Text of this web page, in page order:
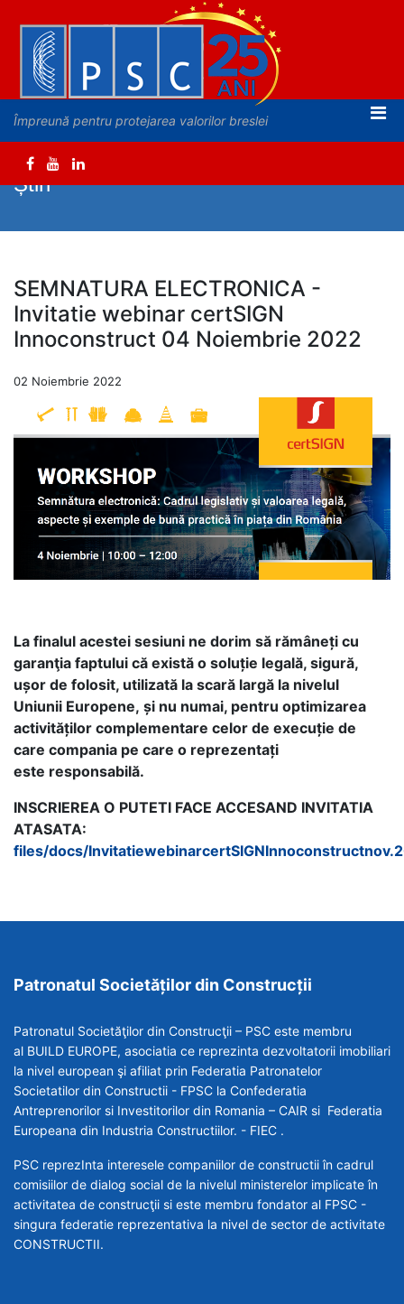
Împreună pentru protejarea valorilor breslei
Știri
SEMNATURA ELECTRONICA -
Invitatie webinar certSIGN
Innoconstruct 04 Noiembrie 2022
02 Noiembrie 2022
La finalul acestei sesiuni ne dorim să rămâneți cu
garanţia faptului că există o soluție legală, sigură,
ușor de folosit, utilizată la scară largă la nivelul
Uniunii Europene, și nu numai, pentru optimizarea
activităților complementare celor de execuție de
care compania pe care o reprezentați
este responsabilă.
INSCRIEREA O PUTETI FACE ACCESAND INVITATIA
ATASATA:
files/docs/
Patronatul Societăților din Construcții
Patronatul Societăţilor din Construcţii – PSC este membru
al BUILD EUROPE, asociatia ce reprezinta dezvoltatorii imobiliari
la nivel european şi afiliat prin Federatia Patronatelor
Societatilor din Constructii - FPSC la Confederatia
Antreprenorilor si Investitorilor din Romania – CAIR si Federatia
Europeana din Industria Constructiilor. - FIEC .
PSC reprezInta interesele companiilor de constructii în cadrul
comisiilor de dialog social de la nivelul ministerelor implicate în
activitatea de construcţii si este membru fondator al FPSC -
singura federatie reprezentativa la nivel de sector de activitate
CONSTRUCTII.